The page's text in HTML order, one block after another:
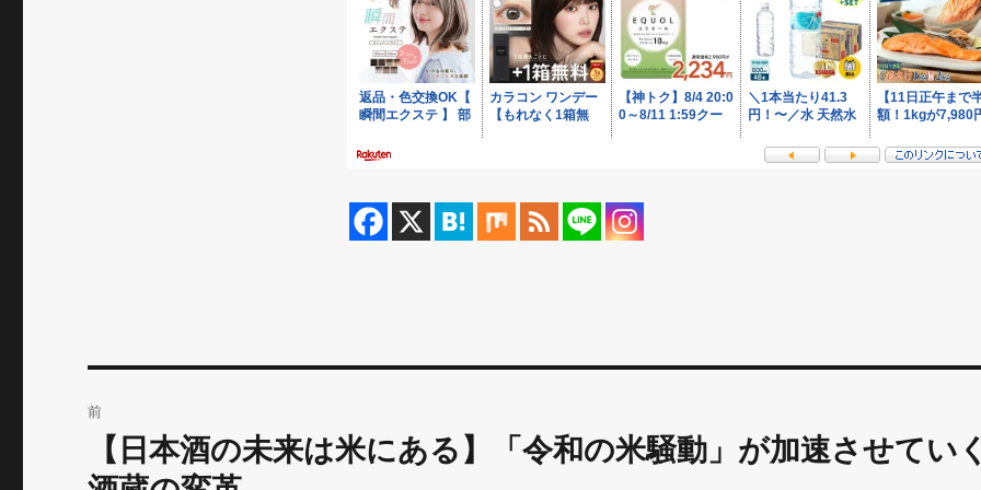
稿
ナ
前
の
【日本酒の未来は米にある】「令和の米騒動」が加速させてい